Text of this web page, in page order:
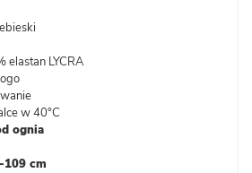
elastan LYCRA
w 40°C
ognia
109 cm